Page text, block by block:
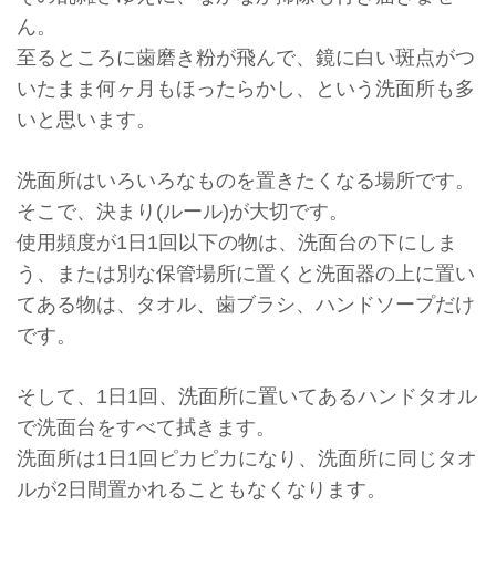
ん。
至るところに歯磨き粉が飛んで、 鏡に白い斑点がつ
いたまま何ヶ月もほったらかし、
という洗面所も多
いと思います。
洗面所はいろいろなものを置きたくなる場所です。
そこで、決まり(ルール)が大切です。
使用頻度が1日1回以下の物は、洗面台の下にしま
う、
または別な保管場所に置くと洗面器の上に置い
てある物は、 タオル、歯ブラシ、ハンドソープだけ
です。
そして、1日1回、 洗面所に置いてあるハンドタオル
で洗面台をすべて拭きます。
洗面所は1日1回ピカピカになり、 洗面所に同じタオ
ルが2日間置かれることもなくなります。